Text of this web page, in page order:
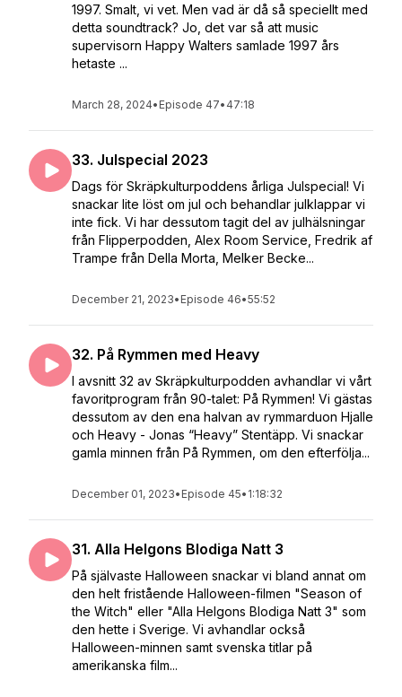
1997. Smalt, vi vet. Men vad är då så speciellt med
detta soundtrack? Jo, det var så att music
supervisorn Happy Walters samlade 1997 års
hetaste ...
March 28, 2024• Episode 47• 47:18
33. Julspecial 2023
Dags för Skräpkulturpoddens årliga Julspecial! Vi
snackar lite löst om jul och behandlar julklappar vi
inte fick. Vi har dessutom tagit del av julhälsningar
från Flipperpodden, Alex Room Service, Fredrik af
Trampe från Della Morta, Melker Becke...
December 21, 2023• Episode 46•55:52
32. På Rymmen med Heavy
I avsnitt 32 av Skräpkulturpodden avhandlar vi vårt
favoritprogram från 90-talet: På Rymmen! Vi gästas
dessutom av den ena halvan av rymmarduon Hjalle
och Heavy - Jonas “Heavy” Stentäpp. Vi snackar
gamla minnen från På Rymmen, om den efterfölja...
December 01, 2023• Episode 45• 1:18:32
31. Alla Helgons Blodiga Natt 3
På självaste Halloween snackar vi bland annat om
den helt fristående Halloween-filmen "Season of
the Witch" eller "Alla Helgons Blodiga Natt 3" som
den hette i Sverige. Vi avhandlar också
Halloween-minnen samt svenska titlar på
amerikanska film...